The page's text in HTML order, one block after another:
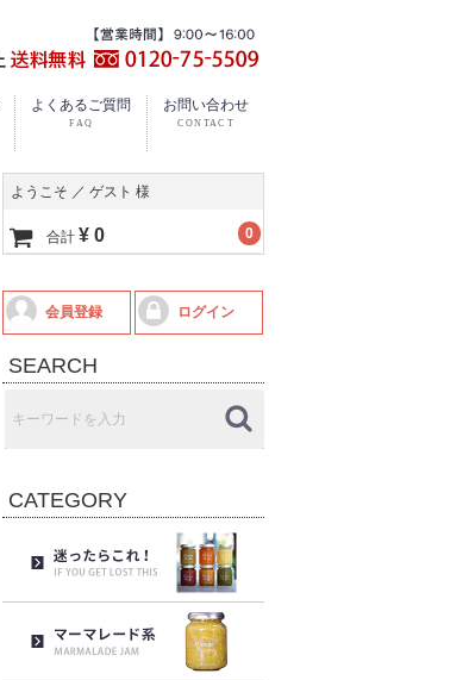
よくあるご質問 お問い合わせ
ようこそ ／ ゲスト 様
0
合計¥ 0
会員登録 ログイン
SEARCH
CATEGORY